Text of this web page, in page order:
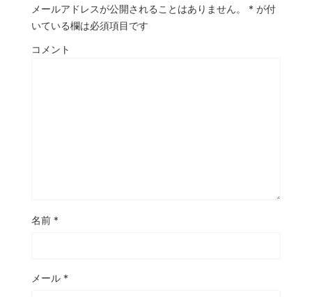
メールアドレスが公開されることはありません。 * が付
いている欄は必須項目です
コメント
名前 *
メール *